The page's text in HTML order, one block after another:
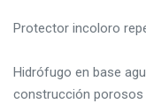
Protector incoloro
Hidrófugo en base
construcción porosos